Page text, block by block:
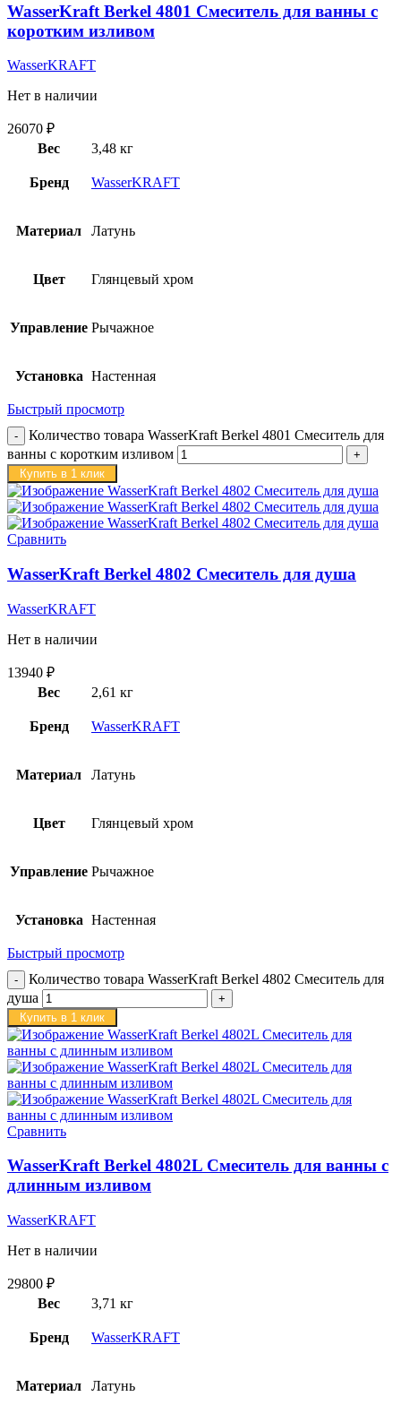
WasserKraft Berkel 4801 Смеситель для ванны с
коротким изливом
WasserKRAFT
Нет в наличии
26070 ₽
Вес
3,48 кг
Бренд WasserKRAFT
Материал Латунь
Цвет Глянцевый хром
Управление Рычажное
Установка Настенная
Быстрый просмотр
Количество товара WasserKraft Berkel 4801 Смеситель для
ванны с коротким изливом
Купить в 1 клик
Сравнить
WasserKraft Berkel 4802 Смеситель для душа
WasserKRAFT
Нет в наличии
13940 ₽
Вес
2,61 кг
Бренд WasserKRAFT
Материал Латунь
Цвет Глянцевый хром
Управление Рычажное
Установка Настенная
Быстрый просмотр
Количество товара WasserKraft Berkel 4802 Смеситель для
душа
Купить в 1 клик
Сравнить
WasserKraft Berkel 4802L Смеситель для ванны с
длинным изливом
WasserKRAFT
Нет в наличии
29800 ₽
Вес
3,71 кг
Бренд WasserKRAFT
Материал Латунь